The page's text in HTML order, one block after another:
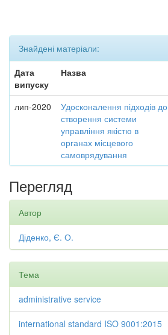
Знайдені матеріали:
Дата
випуску
Назва
лип-2020
Удосконалення підходів до
створення системи
управління якістю в
органах місцевого
самоврядування
Перегляд
Автор
Діденко, Є. О.
Тема
administrative service
international standard ISO 9001:2015